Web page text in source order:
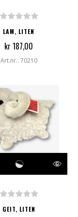
LAM, LITEN
kr 187,00
Art.nr.: 70210
GEIT, LITEN